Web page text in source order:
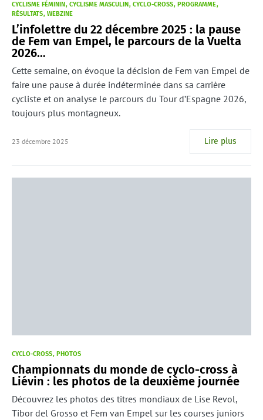
CYCLISME FÉMININ CYCLISME MASCULIN CYCLO-CROSS
PROGRAMME
RÉSULTATS WEBZINE
L’infolettre du 22 décembre 2025 : la pause
de Fem van Empel, le parcours de la Vuelta
2026…
Cette semaine, on évoque la décision de Fem van Empel de
faire une pause à durée indéterminée dans sa carrière
cycliste et on analyse le parcours du Tour d’Espagne 2026,
toujours plus montagneux.
23 décembre 2025 Lire plus
CYCLO-CROSS PHOTOS
Championnats du monde de cyclo-cross à
Liévin : les photos de la deuxième journée
Découvrez les photos des titres mondiaux de Lise Revol,
Tibor del Grosso et Fem van Empel sur les courses juniors